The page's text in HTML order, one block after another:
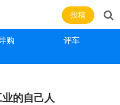
购
评车
投稿
的自己人